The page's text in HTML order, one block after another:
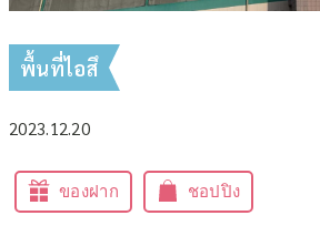
พื้นที่ไอสึ
2023.12.20
ของฝาก ชอปปิง